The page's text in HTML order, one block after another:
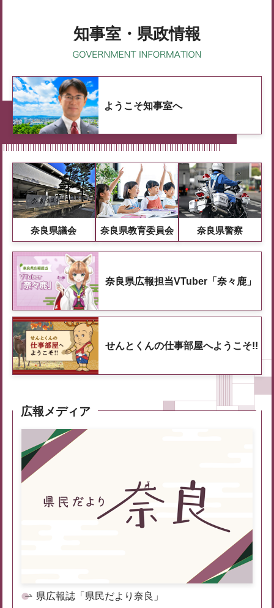
知事室・県政情報
ようこそ知事室へ
奈良県議会 奈良県教育委員会 奈良県警察
奈良県広報担当VTuber「奈々鹿」
せんとくんの仕事部屋へようこそ!!
広報メディア
県広報誌「県民だより奈良」